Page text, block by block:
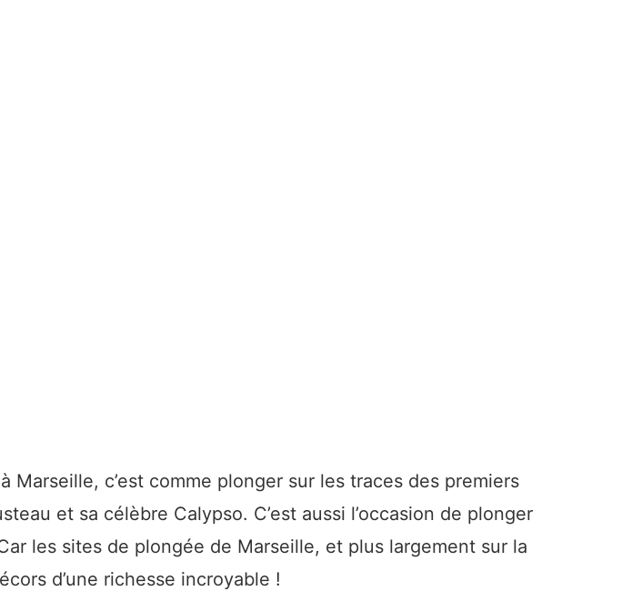
c’est comme plonger sur les traces des premiers
et sa célèbre Calypso. C’est aussi l’occasion de plonger
les sites de plongée de Marseille, et plus largement sur la
d’une richesse incroyable !